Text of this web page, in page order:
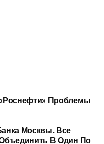
Проблемы
Москвы. Все
В Один По